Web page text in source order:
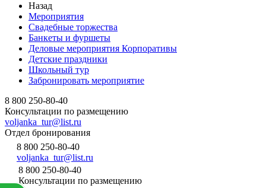
Назад
Мероприятия
Свадебные торжества
Банкеты и фуршеты
Деловые мероприятия Корпоративы
Детские праздники
Школьный тур
Забронировать мероприятие
8 800 250-80-40
Консультации по размещению
voljanka_tur@list.ru
Отдел бронирования
8 800 250-80-40
voljanka_tur@list.ru
8 800 250-80-40
Консультации по размещению